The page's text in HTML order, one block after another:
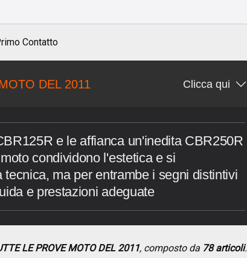
Contatto
DEL 2011 Clicca qui
e le affianca un'inedita CBR250R
condividono l'estetica e si
tecnica, ma per entrambe i segni distintivi
e prestazioni adeguate
LE PROVE MOTO DEL 2011, composto da 78 articoli.